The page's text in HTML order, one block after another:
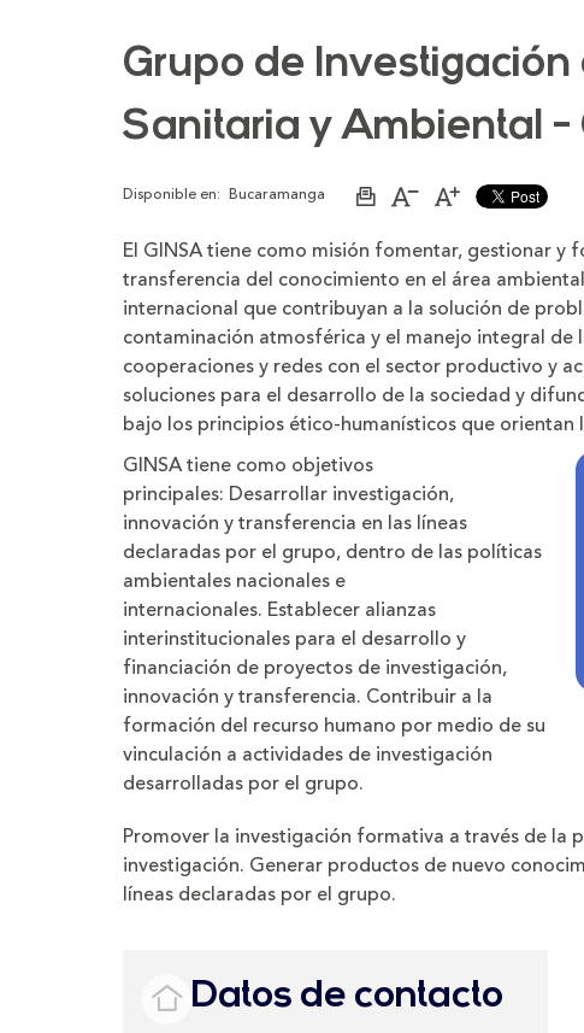
Grupo de Investigación
Sanitaria y Ambiental -
Disponible en: Bucaramanga
ImprimirAumentar
de
la
letra
Disminuir
de
la
letra
El GINSA tiene como misión fomentar, gestionar y
transferencia del conocimiento en el área
internacional que contribuyan a la solución de
contaminación atmosférica y el manejo integral de
cooperaciones y redes con el sector productivo y
soluciones para el desarrollo de la sociedad y
bajo los principios ético-humanísticos que
GINSA tiene como objetivos
principales: Desarrollar investigación,
innovación y transferencia en las líneas
declaradas por el grupo, dentro de las políticas
ambientales nacionales e
internacionales. Establecer alianzas
interinstitucionales para el desarrollo y
financiación de proyectos de investigación,
innovación y transferencia. Contribuir a la
formación del recurso humano por medio de su
vinculación a actividades de investigación
desarrolladas por el grupo.
Promover la investigación formativa a través de la
investigación. Generar productos de nuevo
líneas declaradas por el grupo.
Datos de contacto